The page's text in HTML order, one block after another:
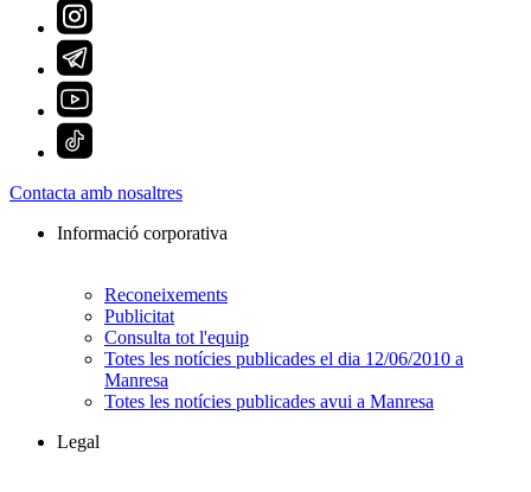
Contacta amb nosaltres
Informació corporativa
Reconeixements
Publicitat
Consulta tot l'equip
Totes les notícies publicades el dia 12/06/2010 a
Manresa
Totes les notícies publicades avui a Manresa
Legal